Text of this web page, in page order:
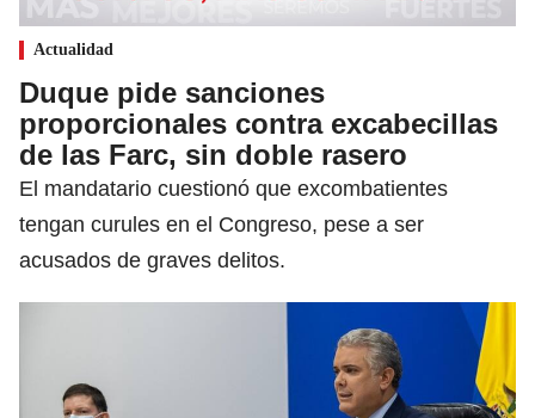
Actualidad
Duque pide sanciones
proporcionales contra excabecillas
de las Farc, sin doble rasero
El mandatario cuestionó que excombatientes
tengan curules en el Congreso, pese a ser
acusados de graves delitos.